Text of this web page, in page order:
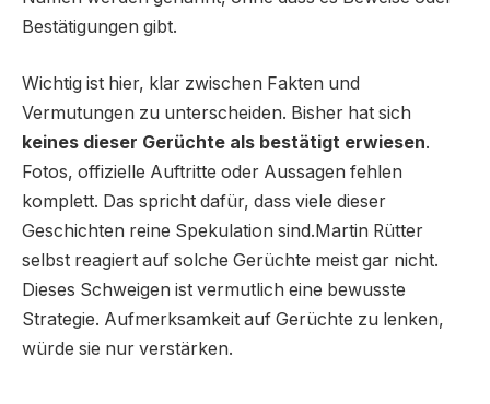
Bestätigungen gibt.
Wichtig ist hier, klar zwischen Fakten und
Vermutungen zu unterscheiden. Bisher hat sich
keines dieser Gerüchte als bestätigt erwiesen.
Fotos, offizielle Auftritte oder Aussagen fehlen
komplett. Das spricht dafür, dass viele dieser
Geschichten reine Spekulation sind.Martin Rütter
selbst reagiert auf solche Gerüchte meist gar nicht.
Dieses Schweigen ist vermutlich eine bewusste
Strategie. Aufmerksamkeit auf Gerüchte zu lenken,
würde sie nur verstärken.